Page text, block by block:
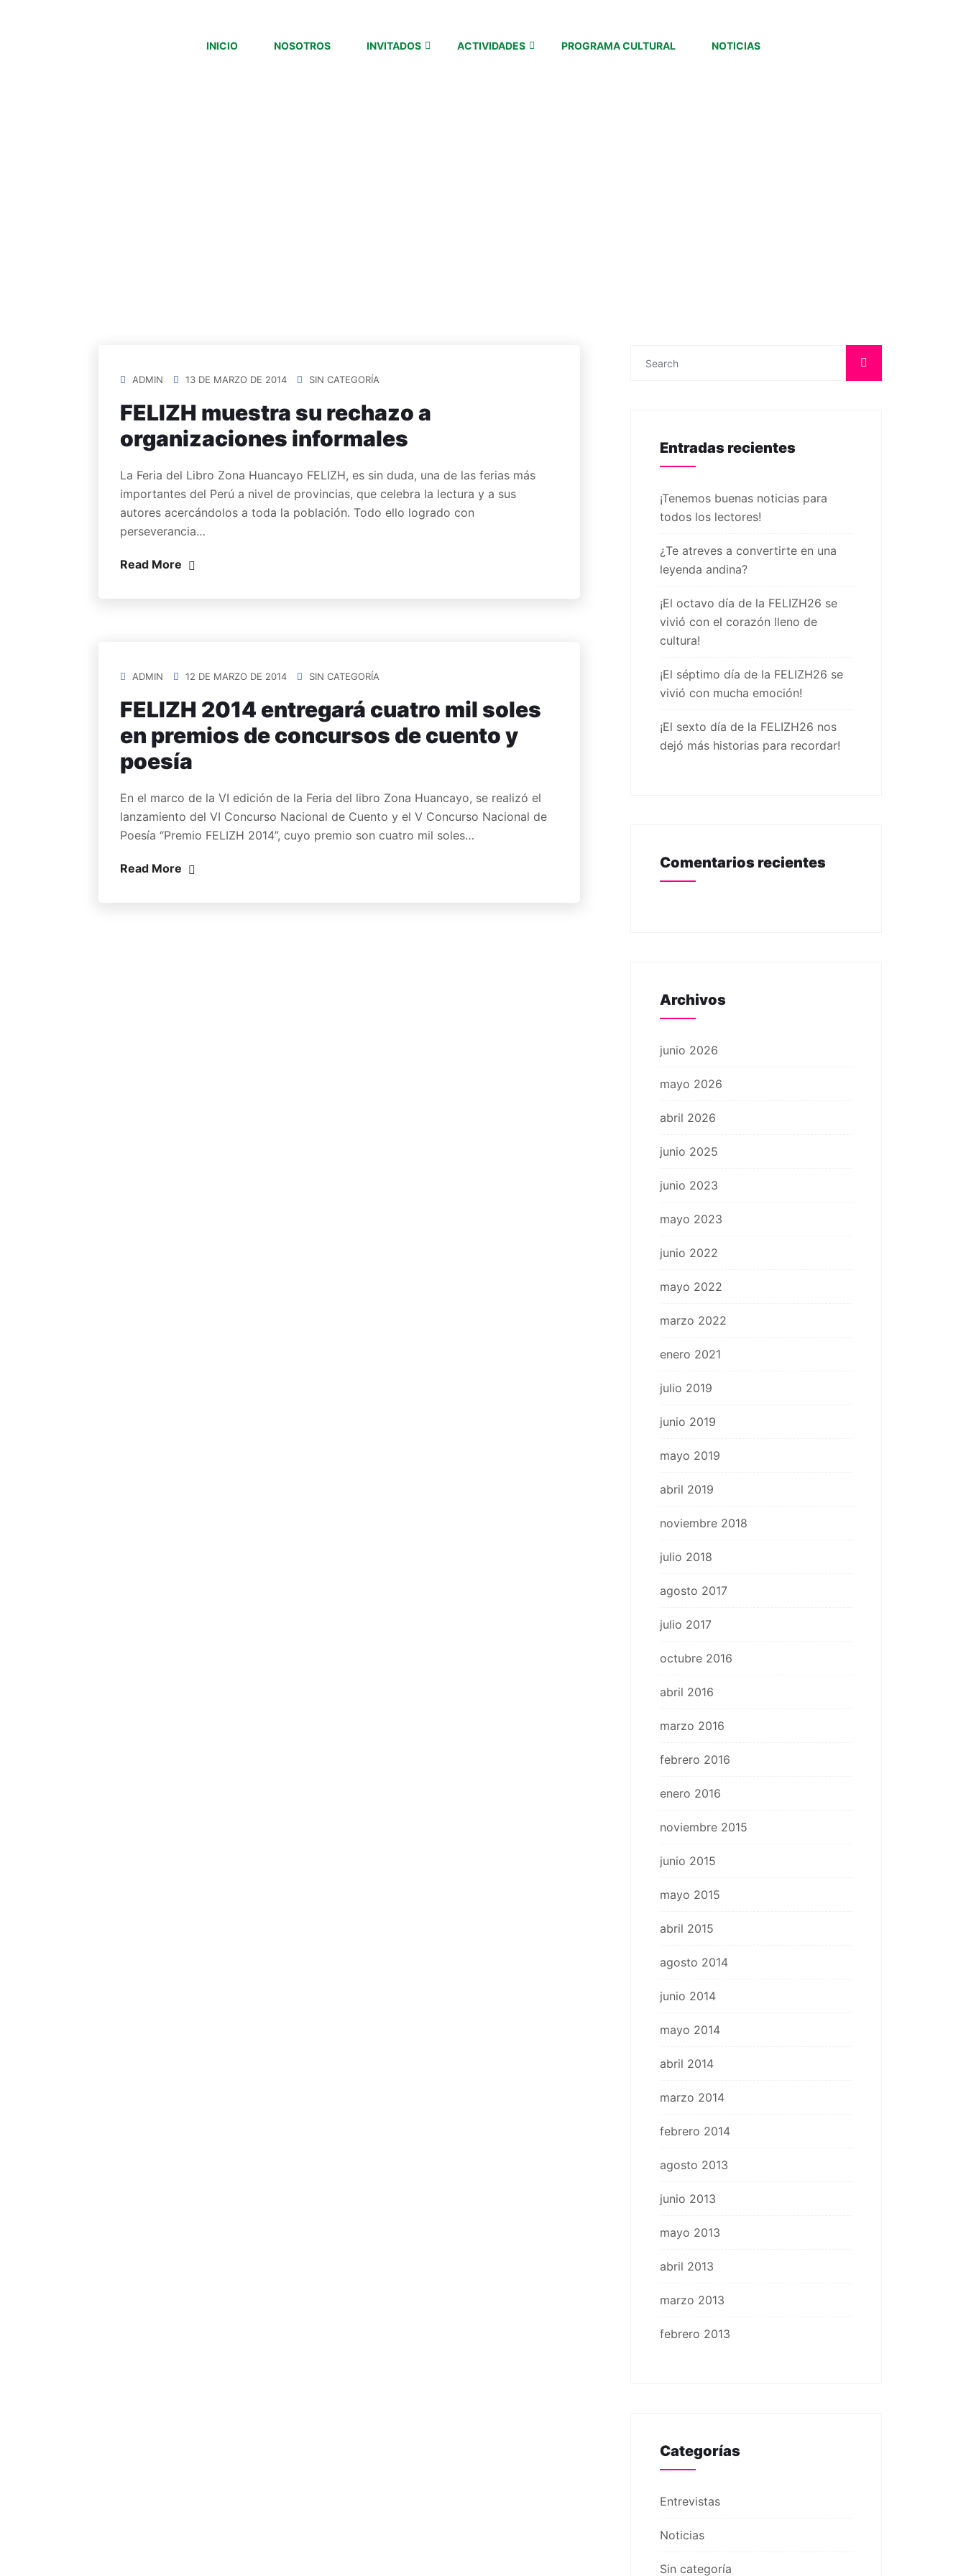
INICIO NOSOTROS INVITADOS ACTIVIDADES PROGRAMA CULTURAL NOTICIAS
ADMIN 13 DE MARZO DE 2014 SIN CATEGORÍA
FELIZH muestra su rechazo a
organizaciones informales
La Feria del Libro Zona Huancayo FELIZH, es sin duda, una de las ferias más
importantes del Perú a nivel de provincias, que celebra la lectura y a sus
autores acercándolos a toda la población. Todo ello logrado con
perseverancia…
Read More
ADMIN 12 DE MARZO DE 2014 SIN CATEGORÍA
FELIZH 2014 entregará cuatro mil soles
en premios de concursos de cuento y
poesía
En el marco de la VI edición de la Feria del libro Zona Huancayo, se realizó el
lanzamiento del VI Concurso Nacional de Cuento y el V Concurso Nacional de
Poesía “Premio FELIZH 2014”, cuyo premio son cuatro mil soles…
Read More
Entradas recientes
¡Tenemos buenas noticias para
todos los lectores!
¿Te atreves a convertirte en una
leyenda andina?
¡El octavo día de la FELIZH26 se
vivió con el corazón lleno de
cultura!
¡El séptimo día de la FELIZH26 se
vivió con mucha emoción!
¡El sexto día de la FELIZH26 nos
dejó más historias para recordar!
Comentarios recientes
Archivos
junio 2026
mayo 2026
abril 2026
junio 2025
junio 2023
mayo 2023
junio 2022
mayo 2022
marzo 2022
enero 2021
julio 2019
junio 2019
mayo 2019
abril 2019
noviembre 2018
julio 2018
agosto 2017
julio 2017
octubre 2016
abril 2016
marzo 2016
febrero 2016
enero 2016
noviembre 2015
junio 2015
mayo 2015
abril 2015
agosto 2014
junio 2014
mayo 2014
abril 2014
marzo 2014
febrero 2014
agosto 2013
junio 2013
mayo 2013
abril 2013
marzo 2013
febrero 2013
Categorías
Entrevistas
Noticias
Sin categoría